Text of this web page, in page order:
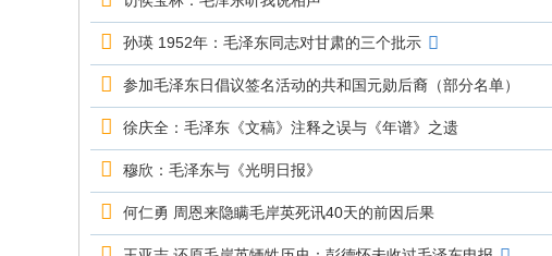
孙瑛 1952年：毛泽东同志对甘肃的三个批示
参加毛泽东日倡议签名活动的共和国元勋后裔（部分名单）
徐庆全：毛泽东《文稿》注释之误与《年谱》之遗
穆欣：毛泽东与《光明日报》
何仁勇 周恩来隐瞒毛岸英死讯40天的前因后果